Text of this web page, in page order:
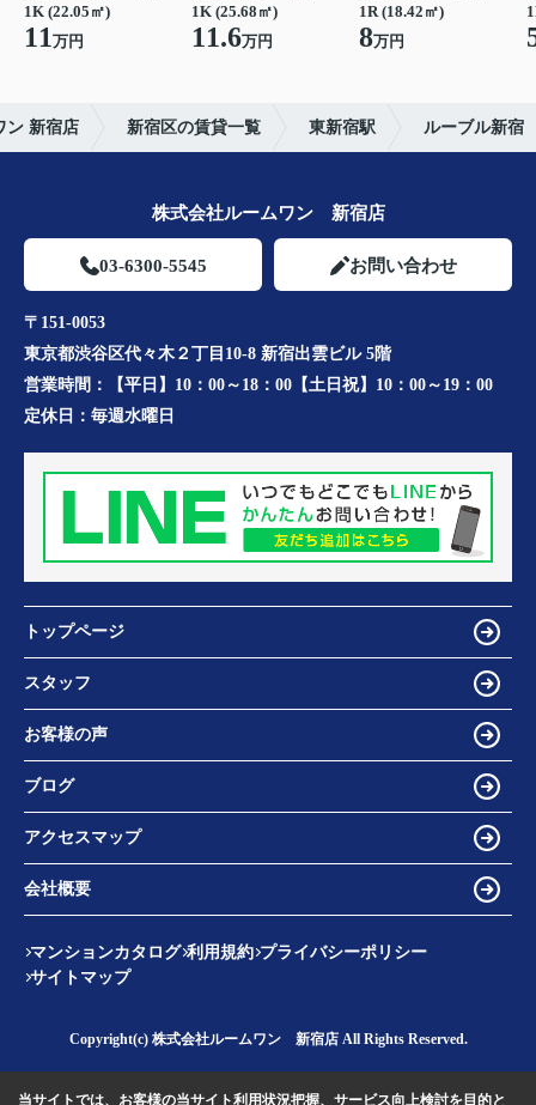
1K (22.05㎡)
11万円
1K (25.68㎡)
11.6万円
1R (18.42㎡)
8万円
ン 新宿店 新宿区の賃貸一覧 東新宿駅 ルーブル新宿
株式会社ルームワン 新宿店
03-6300-5545 お問い合わせ
〒151-0053
東京都渋谷区代々木２丁目10-8 新宿出雲ビル 5階
営業時間：
【平日】10：00～18：00【土日祝】10：00～19：00
定休日： 毎週水曜日
トップページ
スタッフ
お客様の声
ブログ
アクセスマップ
会社概要
マンションカタログ 利用規約 プライバシーポリシー
サイトマップ
Copyright(c) 株式会社ルームワン 新宿店 All Rights Reserved.
当サイトでは、お客様の当サイト利用状況把握、サービス向上検討を目的と